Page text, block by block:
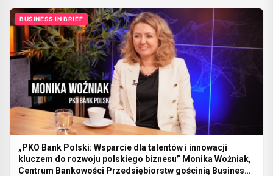
BUSINESS IN BRIEF
„PKO Bank Polski: Wsparcie dla talentów i innowacji
kluczem do rozwoju polskiego biznesu” Monika Wożniak,
Centrum Bankowości Przedsiębiorstw gościnią Business